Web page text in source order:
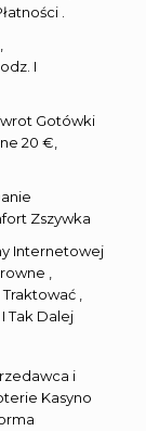
.
I
Gotówki
20 €,
Zszywka
Internetowej
,
,
Tak Dalej
i
Kasyno